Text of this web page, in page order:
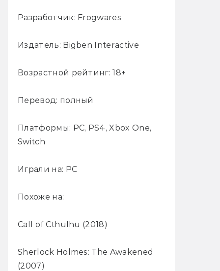
Разработчик: Frogwares
Издатель: Bigben Interactive
Возрастной рейтинг: 18+
Перевод: полный
Платформы: PC, PS4, Xbox One,
Switch
Играли на: PC
Похоже на:
Call of Cthulhu (2018)
Sherlock Holmes: The Awakened
(2007)